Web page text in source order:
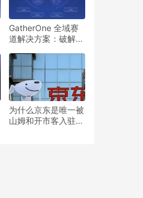
GatherOne 全域赛
道解决方案：破解出
分增长新路径
为什么京东是唯一被
山姆和开市客入驻的